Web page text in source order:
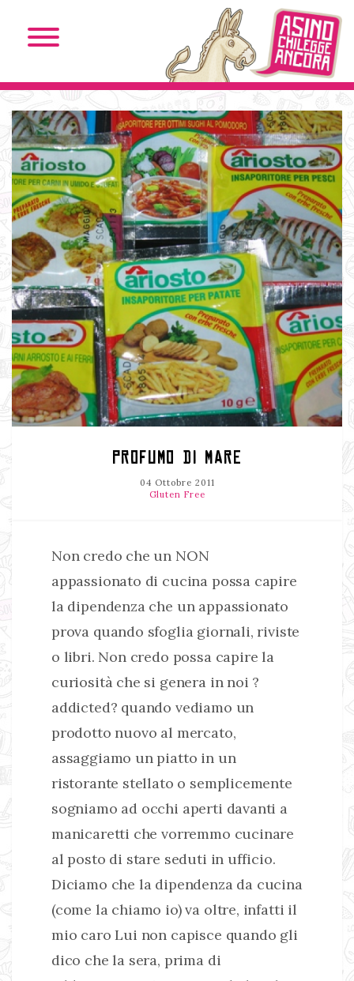
PROFUMO DI MARE
04 Ottobre 2011
Gluten Free
Non credo che un NON
appassionato di cucina possa capire
la dipendenza che un appassionato
prova quando sfoglia giornali, riviste
o libri. Non credo possa capire la
curiosità che si genera in noi ?
addicted? quando vediamo un
prodotto nuovo al mercato,
assaggiamo un piatto in un
ristorante stellato o semplicemente
sogniamo ad occhi aperti davanti a
manicaretti che vorremmo cucinare
al posto di stare seduti in ufficio.
Diciamo che la dipendenza da cucina
(come la chiamo io) va oltre, infatti il
mio caro Lui non capisce quando gli
dico che la sera, prima di